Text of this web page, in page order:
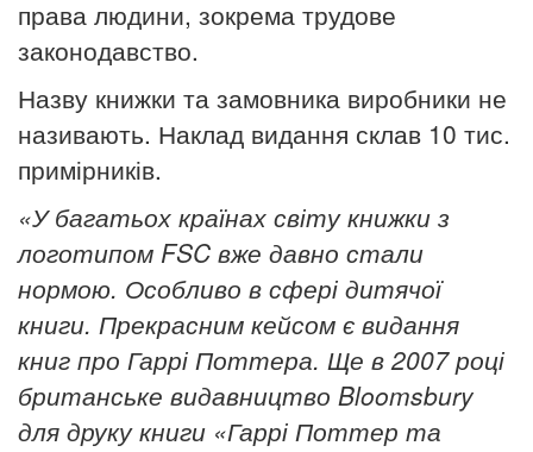
права людини, зокрема трудове
законодавство.
Назву книжки та замовника виробники не
називають. Наклад видання склав 10 тис.
примірників.
«У багатьох країнах світу книжки з
логотипом FSC вже давно стали
нормою. Особливо в сфері дитячої
книги. Прекрасним кейсом є видання
книг про Гаррі Поттера. Ще в 2007 році
британське видавництво Bloomsbury
для друку книги «Гаррі Поттер та